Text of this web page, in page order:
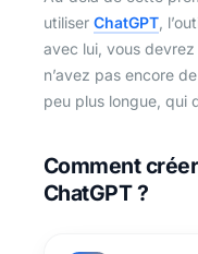
utiliser ChatGPT ,
avec lui, vous
n’avez pas encore
peu plus longue, qui
Comment
ChatGPT ?